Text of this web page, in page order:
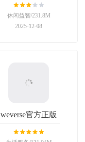
休闲益智/231.8M
2025-12-08
weverse官方正版